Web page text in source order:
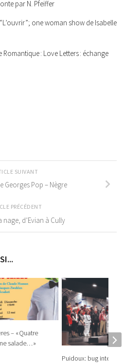
par N. Pfeiffer
“L ’ouvrir”; one woman show de Isabelle
Romantique : Love Letters : échange
SUIVANT
Georges Pop – Nègre
PRÉCÉDENT
nage, d’Evian à Cully
– « Quatre
salade… »
Puidoux: bug